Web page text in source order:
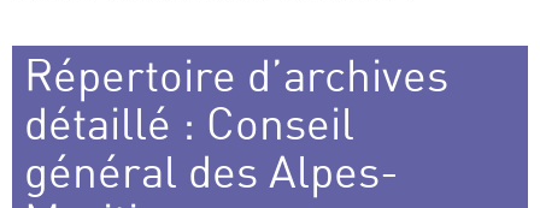
Répertoire d’archives
détaillé : Conseil
général des Alpes-